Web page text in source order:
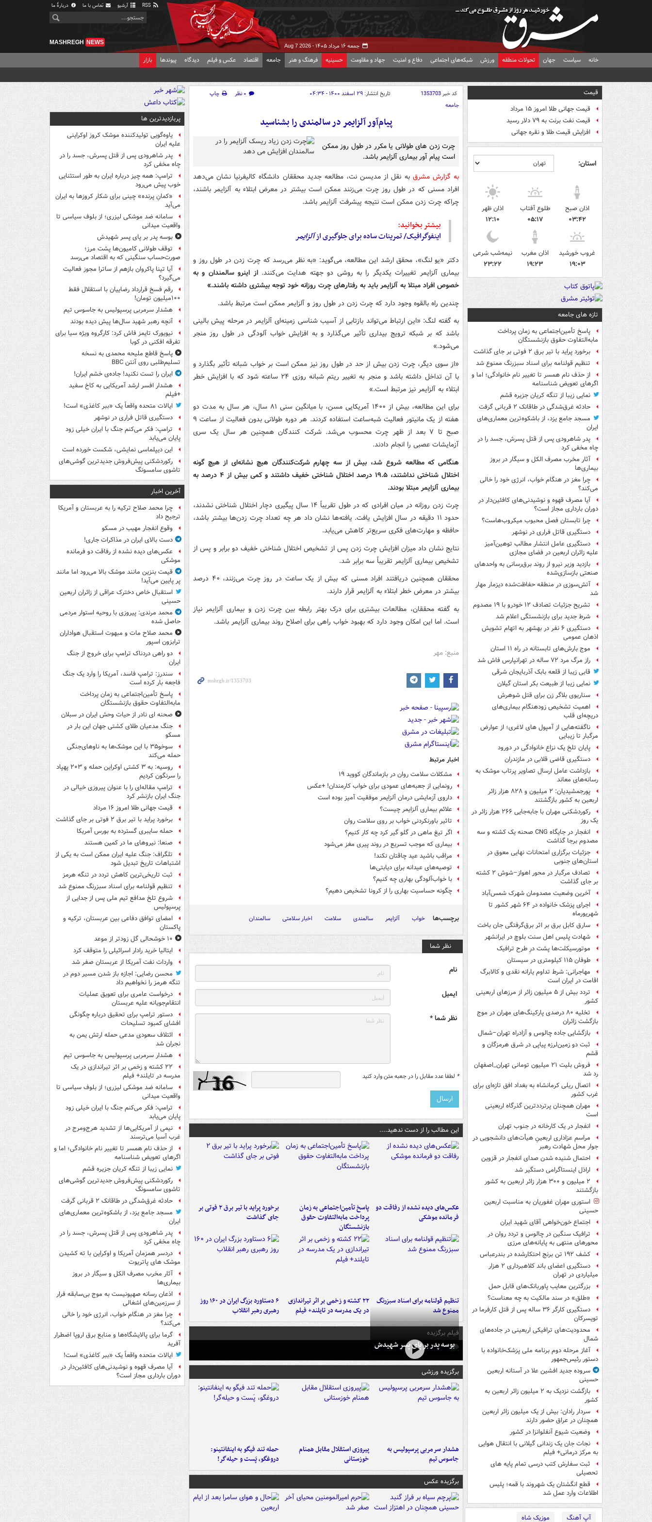
آرشیو تماس با ما دربارهٔ ما
جمعه ۱۶ مرداد ۱۴۰۵ - Aug 7 2026
MASHREGH NEWS
خانه سیاست جهان تحولات منطقه ورزش شبکه‌های اجتماعی دفاع و امنیت جهاد و مقاومت حسینیه فرهنگ و هنر جامعه اقتصاد عکس و فیلم دیدگاه پیوندها بازار
قیمت
قیمت جهانی طلا امروز ۱۵ مرداد
قیمت نفت برنت به ۷۹ دلار رسید
افزایش قیمت طلا و نقره جهانی
استان:
اذان صبح
۰۳:۴۲
طلوع آفتاب
۰۵:۱۷
اذان ظهر
۱۲:۱۰
غروب خورشید
۱۹:۰۳
اذان مغرب
۱۹:۲۳
نیمه‌شب شرعی
۲۳:۲۲
تازه های جامعه
پاسخ تأمین‌اجتماعی به زمان پرداخت
مابه‌التفاوت حقوق بازنشستگان
برخورد پراید با تیر برق ۲ فوتی بر جای گذاشت
تنظیم قولنامه برای اسناد سبزرنگ ممنوع شد
از حذف نام همسر تا تغییر نام خانوادگی؛ اما و
اگرهای تعویض شناسنامه
نمایی زیبا از تنگه کریان جزیره قشم
حادثه غرق‌شدگی در طاقانک ۲ قربانی گرفت
مسجد جامع یزد، از باشکوه‌ترین معماری‌های
ایران
پدر شاهرودی پس از قتل پسرش، جسد را در
چاه مخفی کرد
آثار مخرب مصرف الکل و سیگار در بروز
بیماری‌ها
چرا مغز در هنگام خواب، انرژی خود را خالی
می‌کند؟
آیا مصرف قهوه و نوشیدنی‌های کافئین‌دار در
دوران بارداری مجاز است؟
چرا تابستان فصل محبوب میکروب‌هاست؟
دستگیری قاتل فراری در نوشهر
دستگیری عامل انتشار مطالب توهین‌آمیز
علیه زائران اربعین در فضای مجازی
بازدید وزیر نیرو از روند برق‌رسانی به واحدهای
صنعتی بازسازی‌شده
آتش‌سوزی در منطقه حفاظت‌شده دیزمار مهار
شد
تشریح جزئیات تصادف ۱۲ خودرو با ۱۹ مصدوم
شرط جدید برای بازنشستگی اعلام شد
دستگیری ۶ نفر در بهشهر به اتهام تشویش
اذهان عمومی
موج بارش‌های تابستانه در راه ۱۱ استان
راز مرگ مرد ۷۲ ساله در تهرانپارس فاش شد
قابی زیبا از قلعه بابک آذربایجان شرقی
نمایی زیبا از طبیعت بکر استان گیلان
سناریوی بلاگر زن برای قتل شوهرش
اهمیت تشخیص زودهنگام بیماری‌های
دریچه‌ای قلب
ناگفته‌هایی از آمپول های لاغری؛ از عوارض
مرگبار تا زیبایی
پایان تلخ یک نزاع خانوادگی در دورود
دستگیری قاضی قلابی در مازندران
بازداشت عامل ارسال تصاویر پرتاب موشک به
رسانه‌های معاند
پورجمشیدیان: ۲ میلیون و ۸۲۸ هزار زائر
اربعین به کشور بازگشتند
رکوردشکنی مهران با جابه‌جایی ۲۶۶ هزار زائر در
یک روز
انفجار در جایگاه CNG صحنه یک کشته و سه
مصدوم برجا گذاشت
جزئیات برگزاری امتحانات نهایی معوق در
استان‌های جنوبی
تصادف مرگبار در محور اهواز–شوش ۲ کشته
بر جای گذاشت
آخرین وضعیت مصدومان شهرک شمس‌آباد
اجرای پزشک خانواده در ۶۴ شهر کشور تا
شهریورماه
سارق کابل برق بر اثر برق‌گرفتگی جان باخت
شهادت پلیس اهل سنت بلوچ در ایرانشهر
موتورسیکلت‌ها پشت درِ طرح ترافیک
طوفان ۱۱۵ کیلومتری در سیستان
مهاجرانی: شرط تداوم یارانه نقدی و کالابرگ
اقامت در ایران است
تردد بیش از ۵ میلیون زائر از مرزهای اربعینی
کشور
تخلیه ۸۰ درصدی پارکینگ‌های مهران در موج
بازگشت زائران
بازگشایی جاده چالوس و آزادراه تهران–شمال
ثبت دو زمین‌لرزه پیاپی در شرق هرمزگان و
قشم
فروش بلیت ۲۱ میلیون تومانی تهران_اصفهان
رد شد
اتصال ریلی کرمانشاه به بغداد افق تازه‌ای برای
غرب کشور
مهران همچنان پرترددترین گذرگاه اربعینی
است
انفجار در یک کارخانه در جنوب تهران
مراسم عزاداری اربعینِ هیأت‌های دانشجویی در
جوار محل شهادت رهبر
احتمال شنیده شدن صدای انفجار در قزوین
اراذل اینستاگرامی دستگیر شد
۲ میلیون و ۳۰۰ هزار زائر اربعین به کشور
بازگشتند
استوری مهران غفوریان به مناسبت اربعین
حسینی
اجتماع خون‌خواهی آقای شهید ایران
ترافیک سنگین در چالوس و تردد روان در
محورهای منتهی به پایانه‌های مرزی
کشف ۱۹۲ تن برنج احتکارشده در بندرعباس
دستگیری اعضای باند کلاهبرداری ۲ هزار
میلیاردی در تهران
بزرگترین معایب پاوربانک‌های قابل حمل
«طلق» در سند مالکیت به چه معناست؟
دستگیری کارگر ۳۶ ساله پس از قتل کارفرما در
تویسرکان
محدودیت‌های ترافیکی اربعینی در جاده‌های
شمال‌
آغاز مرحله دوم برنامه ملی پزشک‌خانواده با
دستور رئیس‌جمهور
سروده جدید افشین علا در آستانه اربعین
حسینی
بازگشت نزدیک به ۲ میلیون زائر اربعین به
کشور
سردار رادان: بیش از یک میلیون زائر اربعین
همچنان در عراق حضور دارند
وضعیت شیوع آنفلوانزا در کشور
نجات جان یک زندانی گیلانی با انتقال هوایی
به مرکز درمانی+ فیلم
ثبت سفارش کتب درسی تمام پایه های
تحصیلی
قطع انگشتان یک شهروند با قمه؛ پلیس
اطلاعات وارد عمل شد
آپ آهنگ موزیک شاه
کد خبر1353703 تاریخ انتشار: ۲۹ اسفند ۱۴۰۰ - ۰۴:۳۴ ۰ نظر
چاپ
جامعه
پیام‌آور آلزایمر در سالمندی را بشناسید
چرت زدن های طولانی یا مکرر در طول روز ممکن
است پیام آور بیماری آلزایمر باشد.
به گزارش مشرق به نقل از مدیسن نت، مطالعه جدید محققان دانشگاه کالیفرنیا نشان می‌دهد
افراد مسنی که در طول روز چرت می‌زنند ممکن است بیشتر در معرض ابتلاء به آلزایمر باشند،
چراکه چرت زدن ممکن است نتیجه پیشرفت آلزایمر باشد.
بیشتر بخوانید:
اینفوگرافیک/ تمرینات ساده برای جلوگیری ازآلزایمر
دکتر «یو لنگ»، محقق ارشد این مطالعه، می‌گوید: «به نظر می‌رسد که چرت زدن در طول روز و
بیماری آلزایمر تغییرات یکدیگر را به روشی دو جهته هدایت می‌کنند.از اینرو سالمندان و به
خصوص افراد مبتلا به آلزایمر باید به رفتارهای چرت روزانه خود توجه بیشتری داشته باشند.»
چندین راه بالقوه وجود دارد که چرت زدن در طول روز و آلزایمر ممکن است مرتبط باشد.
به گفته لنگ: «این ارتباط می‌تواند بازتابی از آسیب شناسی زمینه‌ای آلزایمر در مرحله پیش بالینی
باشد که بر شبکه ترویج بیداری تأثیر می‌گذارد و به افزایش خواب آلودگی در طول روز منجر
می‌شود.»
«از سوی دیگر، چرت زدن بیش از حد در طول روز نیز ممکن است بر خواب شبانه تأثیر بگذارد و
با آن تداخل داشته باشد و منجر به تغییر ریتم شبانه روزی ۲۴ ساعته شود که با افزایش خطر
ابتلاء به آلزایمر نیز مرتبط است.»
برای این مطالعه، بیش از ۱۴۰۰ آمریکایی مسن، با میانگین سنی ۸۱ سال، هر سال به مدت دو
هفته از یک مانیتور فعالیت شبه‌ساعت استفاده کردند. هر دوره طولانی بدون فعالیت از ساعت ۹
صبح تا ۷ بعد از ظهر چرت محسوب می‌شد. شرکت کنندگان همچنین هر سال یک سری
آزمایشات عصبی را انجام دادند.
هنگامی که مطالعه شروع شد، بیش از سه چهارم شرکت‌کنندگان هیچ نشانه‌ای از هیچ گونه
اختلال شناختی نداشتند، ۱۹.۵ درصد اختلال شناختی خفیف داشتند و کمی بیش از ۴ درصد به
بیماری آلزایمر مبتلا بودند.
چرت زدن روزانه در میان افرادی که در طول تقریباً ۱۴ سال پیگیری دچار اختلال شناختی نشدند،
حدود ۱۱ دقیقه در سال افزایش یافت. یافته‌ها نشان داد هر چه تعداد چرت زدن‌ها بیشتر باشد،
حافظه و مهارت‌های فکری سریع‌تر کاهش می‌یابد.
نتایج نشان داد میزان افزایش چرت زدن پس از تشخیص اختلال شناختی خفیف دو برابر و پس از
تشخیص بیماری آلزایمر تقریباً سه برابر شد.
محققان همچنین دریافتند افراد مسنی که بیش از یک ساعت در روز چرت می‌زنند، ۴۰ درصد
بیشتر در معرض خطر ابتلاء به آلزایمر قرار دارند.
به گفته محققان، مطالعات بیشتری برای درک بهتر رابطه بین چرت زدن و بیماری آلزایمر نیاز
است. اما این امکان وجود دارد که بهبود خواب راهی برای اصلاح روند بیماری آلزایمر باشد.
منبع: مهر
اخبار مرتبط
مشکلات سلامت روان در بازماندگان کووید ۱۹
رونمایی از جعبه‌های عمودی برای خواب کارمندان! +عکس
داروی آزمایشی درمان آلزایمر موفقیت آمیز بوده است
علائم بیماری آلزایمر چیست؟
تاثیر باورنکردنی خواب بر روی سلامت روان
اگر تیغ ماهی در گلو گیر کرد چه کار کنیم؟
بیماری که موجب تسریع در روند پیری مغز می‌شود
مراقب باشید عید چاقتان نکند!
توصیه‌های عیدانه برای دیابتی‌ها
با خواب‌آلودگی بهاری چه کنیم؟
چگونه حساسیت بهاری را از کرونا تشخیص دهیم؟
برچسب‌ها خواب آلزایمر سالمندی سلامت اخبار سلامتی سالمندان
نظر شما
نام
ایمیل
نظر شما *
* لطفا عدد مقابل را در جعبه متن وارد کنید
این مطالب را از دست ندهید....
عکس‌های دیده نشده از رفاقت دو
فرمانده‌ موشکی
پاسخ تأمین‌اجتماعی به زمان
پرداخت مابه‌التفاوت حقوق
بازنشستگان
برخورد پراید با تیر برق ۲ فوتی بر
جای گذاشت
تنظیم قولنامه برای اسناد سبزرنگ
ممنوع شد
۲۲ کشته و زخمی بر اثر تیراندازی
در یک مدرسه در تایلند+ فیلم
۶ دستاورد بزرگ ایران در ۱۶۰ روز
رهبری رهبر انقلاب
فیلم برگزیده
بوسه‌ پدر بر پای پسر شهیدش
برگزیده ورزشی
هشدار سرمربی پرسپولیس به
جاسوس تیم
پیروزی استقلال مقابل همنام
خوزستانی
حمله تند فیگو به اینفانتینو:
دروغگو، پَست‌ و حیله‌گر!
برگزیده عکس
پربازدیدترین ها
یاوه‌گویی تولیدکننده موشک کروز اوکراینی
علیه ایران
پدر شاهرودی پس از قتل پسرش، جسد را در
چاه مخفی کرد
ترامپ: همه چیز درباره ایران به طور استثنایی
خوب پیش می‌رود
«کمانِ پرنده» چینی برای شکار کروزها به ایران
می‌آید
سامانه ضد موشکی لیزری؛ از بلوف سیاسی تا
واقعیت میدانی
بوسه‌ پدر بر پای پسر شهیدش
توقف طولانی کامیون‌ها پشت مرز؛
صورت‌حساب سنگینی که به اقتصاد می‌رسد
آیا تینا پاکروان بازهم از ساترا مجوز فعالیت
می‌گیرد؟
رقم فسخ قرارداد رضاییان با استقلال فقط
۱۰۰میلیون تومان!
هشدار سرمربی پرسپولیس به جاسوس تیم
آنچه رهبر شهید سال‌ها پیش دیده بودند
نیویورک تایمز فاش کرد: کارگروه ویژه سیا برای
تفرقه افکنی در کوبا
پاسخ قاطع ملیحه محمدی به نسخه
تسلیم‌طلبی روی آنتن BBC
ایران را تست نکنید! جاده‌ی خشم ایران!
هشدار افسر ارشد آمریکایی به کاخ سفید
+فیلم
ایالات متحده واقعاً یک «ببر کاغذی» است!
دستگیری قاتل فراری در نوشهر
ترامپ: فکر می‌کنم جنگ با ایران خیلی زود
پایان می‌یابد
این دیپلماسی نمایشی، شکست خورده است
رکوردشکنی پیش‌فروش جدیدترین گوشی‌های
تاشوی سامسونگ
آخرین اخبار
چرا محمد صلاح ترکیه را به عربستان و آمریکا
ترجیح داد
وقوع انفجار مهیب در مسکو
دست بالای ایران در مذاکرات جاری!
عکس‌های دیده نشده از رفاقت دو فرمانده‌
موشکی
قیمت بنزین مانند موشک بالا می‌رود اما مانند
پر پایین می‌آید!
استقبال خاص دخترک عراقی از زائران اربعین
حسینی
محمد مرندی: پیروزی با روحیه استوار مردمی
حاصل شده
محمد صلاح مات و مبهوت استقبال هواداران
ترابزون اسپور
دو راهی دردناک ترامپ برای خروج از جنگ
ایران
سندرز: ترامپ فاسد، آمریکا را وارد یک جنگ
فاجعه بار کرده است
پاسخ تأمین‌اجتماعی به زمان پرداخت
مابه‌التفاوت حقوق بازنشستگان
صحنه ای نادر از حیات وحش ایران در سبلان
جنگ مدعیان طلای کشتی جهان این بار در
مسکو
سوخو۳۵ با این موشک‌ها به ناوهای‌جنگی
حمله می‌کند
روسیه: به ۳ کشتی اوکراین حمله و ۲۰۳ پهپاد
را سرنگون کردیم
ترامپ مقاله‌ای را با عنوان پیروزی خیالی در
جنگ ایران بازنشر کرد
قیمت جهانی طلا امروز ۱۶ مرداد
برخورد پراید با تیر برق ۲ فوتی بر جای گذاشت
حمله سایبری گسترده به بورس آمریکا
صنعا: نیروهای ما در کمین‌ هستند
تلگراف: جنگ علیه ایران ممکن است به یکی از
اشتباهات تاریخ تبدیل شود
ثبت تاریخی‌ترین کاهش تردد در تنگه هرمز
تنظیم قولنامه برای اسناد سبزرنگ ممنوع شد
شروع تلخ مدافع تیم ملی پس از جدایی از
پرسپولیس
امضای توافق دفاعی بین عربستان، ترکیه و
پاکستان
۱۰ خوشحالی گل زودتر از موعد
ایتالیا خرید رادار اسرائیلی را متوقف کرد
واردات نفت آمریکا از عربستان صفر شد
محسن رضایی: اجازه باز شدن مسیر دوم در
تنگه هرمز را نخواهیم داد
درخواست عامری برای تعویق عملیات
انتقام‌جویانه علیه عربستان
دستور ترامپ برای تحقیق درباره چگونگی
افشای کمبود تسلیحات
ائتلاف سعودی مدعی حمله ارتش یمن به
نجران شد
هشدار سرمربی پرسپولیس به جاسوس تیم
۲۲ کشته و زخمی بر اثر تیراندازی در یک
مدرسه در تایلند+ فیلم
سامانه ضد موشکی لیزری؛ از بلوف سیاسی تا
واقعیت میدانی
ترامپ: فکر می‌کنم جنگ با ایران خیلی زود
پایان می‌یابد
نیمی از آمریکایی‌ها از تشدید هرج‌ومرج در
غرب آسیا می‌ترسند
از حذف نام همسر تا تغییر نام خانوادگی؛ اما و
اگرهای تعویض شناسنامه
نمایی زیبا از تنگه کریان جزیره قشم
رکوردشکنی پیش‌فروش جدیدترین گوشی‌های
تاشوی سامسونگ
حادثه غرق‌شدگی در طاقانک ۲ قربانی گرفت
مسجد جامع یزد، از باشکوه‌ترین معماری‌های
ایران
پدر شاهرودی پس از قتل پسرش، جسد را در
چاه مخفی کرد
دردسر همزمان آمریکا و اوکراین با ته کشیدن
موشک های پاتریوت
آثار مخرب مصرف الکل و سیگار در بروز
بیماری‌ها
اذعان رسانه صهیونیست به موج بی‌سابقه فرار
از سرزمین‌های اشغالی
چرا مغز در هنگام خواب، انرژی خود را خالی
می‌کند؟
گرما برای پالایشگاه‌ها و منابع برق اروپا اضطرار
آفرید
ایالات متحده واقعاً یک «ببر کاغذی» است!
آیا مصرف قهوه و نوشیدنی‌های کافئین‌دار در
دوران بارداری مجاز است؟